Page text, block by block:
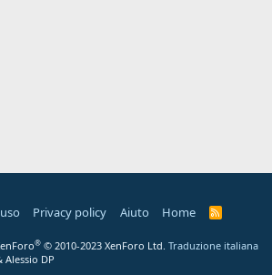
Privacy policy Aiuto Home
R
® © 2010-2023 XenForo Ltd. Traduzione italiana
DP